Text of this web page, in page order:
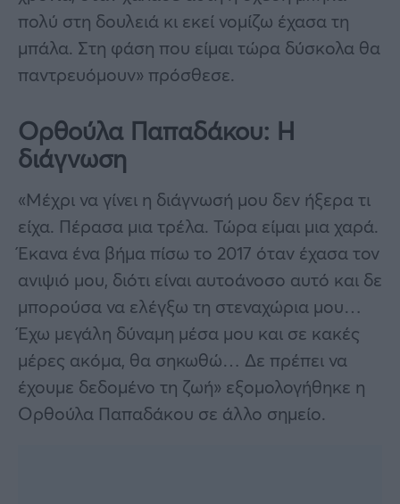
πολύ στη δουλειά κι εκεί νομίζω έχασα τη
μπάλα. Στη φάση που είμαι τώρα δύσκολα θα
παντρευόμουν» πρόσθεσε.
Ορθούλα Παπαδάκου: Η
διάγνωση
«Μέχρι να γίνει η διάγνωσή μου δεν ήξερα τι
είχα. Πέρασα μια τρέλα. Τώρα είμαι μια χαρά.
Έκανα ένα βήμα πίσω το 2017 όταν έχασα τον
ανιψιό μου, διότι είναι αυτοάνοσο αυτό και δε
μπορούσα να ελέγξω τη στεναχώρια μου…
Έχω μεγάλη δύναμη μέσα μου και σε κακές
μέρες ακόμα, θα σηκωθώ… Δε πρέπει να
έχουμε δεδομένο τη ζωή» εξομολογήθηκε η
Ορθούλα Παπαδάκου σε άλλο σημείο.